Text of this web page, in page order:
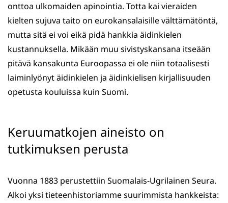
onttoa ulkomaiden apinointia. Totta kai vieraiden
kielten sujuva taito on eurokansalaisille välttämätöntä,
mutta sitä ei voi eikä pidä hankkia äidinkielen
kustannuksella. Mikään muu sivistyskansana itseään
pitävä kansakunta Euroopassa ei ole niin totaalisesti
laiminlyönyt äidinkielen ja äidinkielisen kirjallisuuden
opetusta kouluissa kuin Suomi.
Keruumatkojen aineisto on
tutkimuksen perusta
Vuonna 1883 perustettiin Suomalais-Ugrilainen Seura.
Alkoi yksi tieteenhistoriamme suurimmista hankkeista: